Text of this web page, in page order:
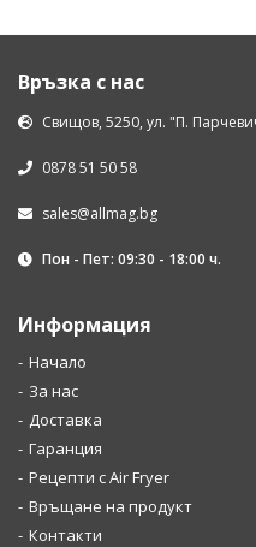
Връзка с нас
Свищов, 5250, ул. "П.
0878 51 50 58
sales@allmag.bg
Пон - Пет: 09:30 - 18:00 ч.
Информация
Начало
За нас
Доставка
Гаранция
Рецепти с Air Fryer
Връщане на продукт
Контакти